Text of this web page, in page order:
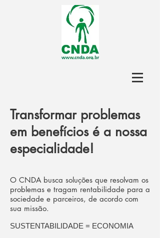
Transformar problemas
em benefícios é a nossa
especialidade!
O CNDA busca soluções que resolvam os
problemas e tragam rentabilidade para a
sociedade e parceiros, de acordo com
sua missão.
SUSTENTABILIDADE = ECONOMIA